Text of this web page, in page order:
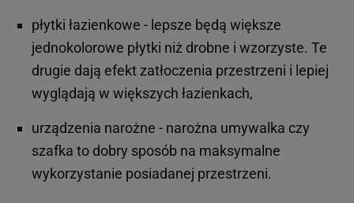
płytki łazienkowe - lepsze będą większe
jednokolorowe płytki niż drobne i wzorzyste. Te
drugie dają efekt zatłoczenia przestrzeni i lepiej
wyglądają w większych łazienkach,
urządzenia narożne - narożna umywalka czy
szafka to dobry sposób na maksymalne
wykorzystanie posiadanej przestrzeni.